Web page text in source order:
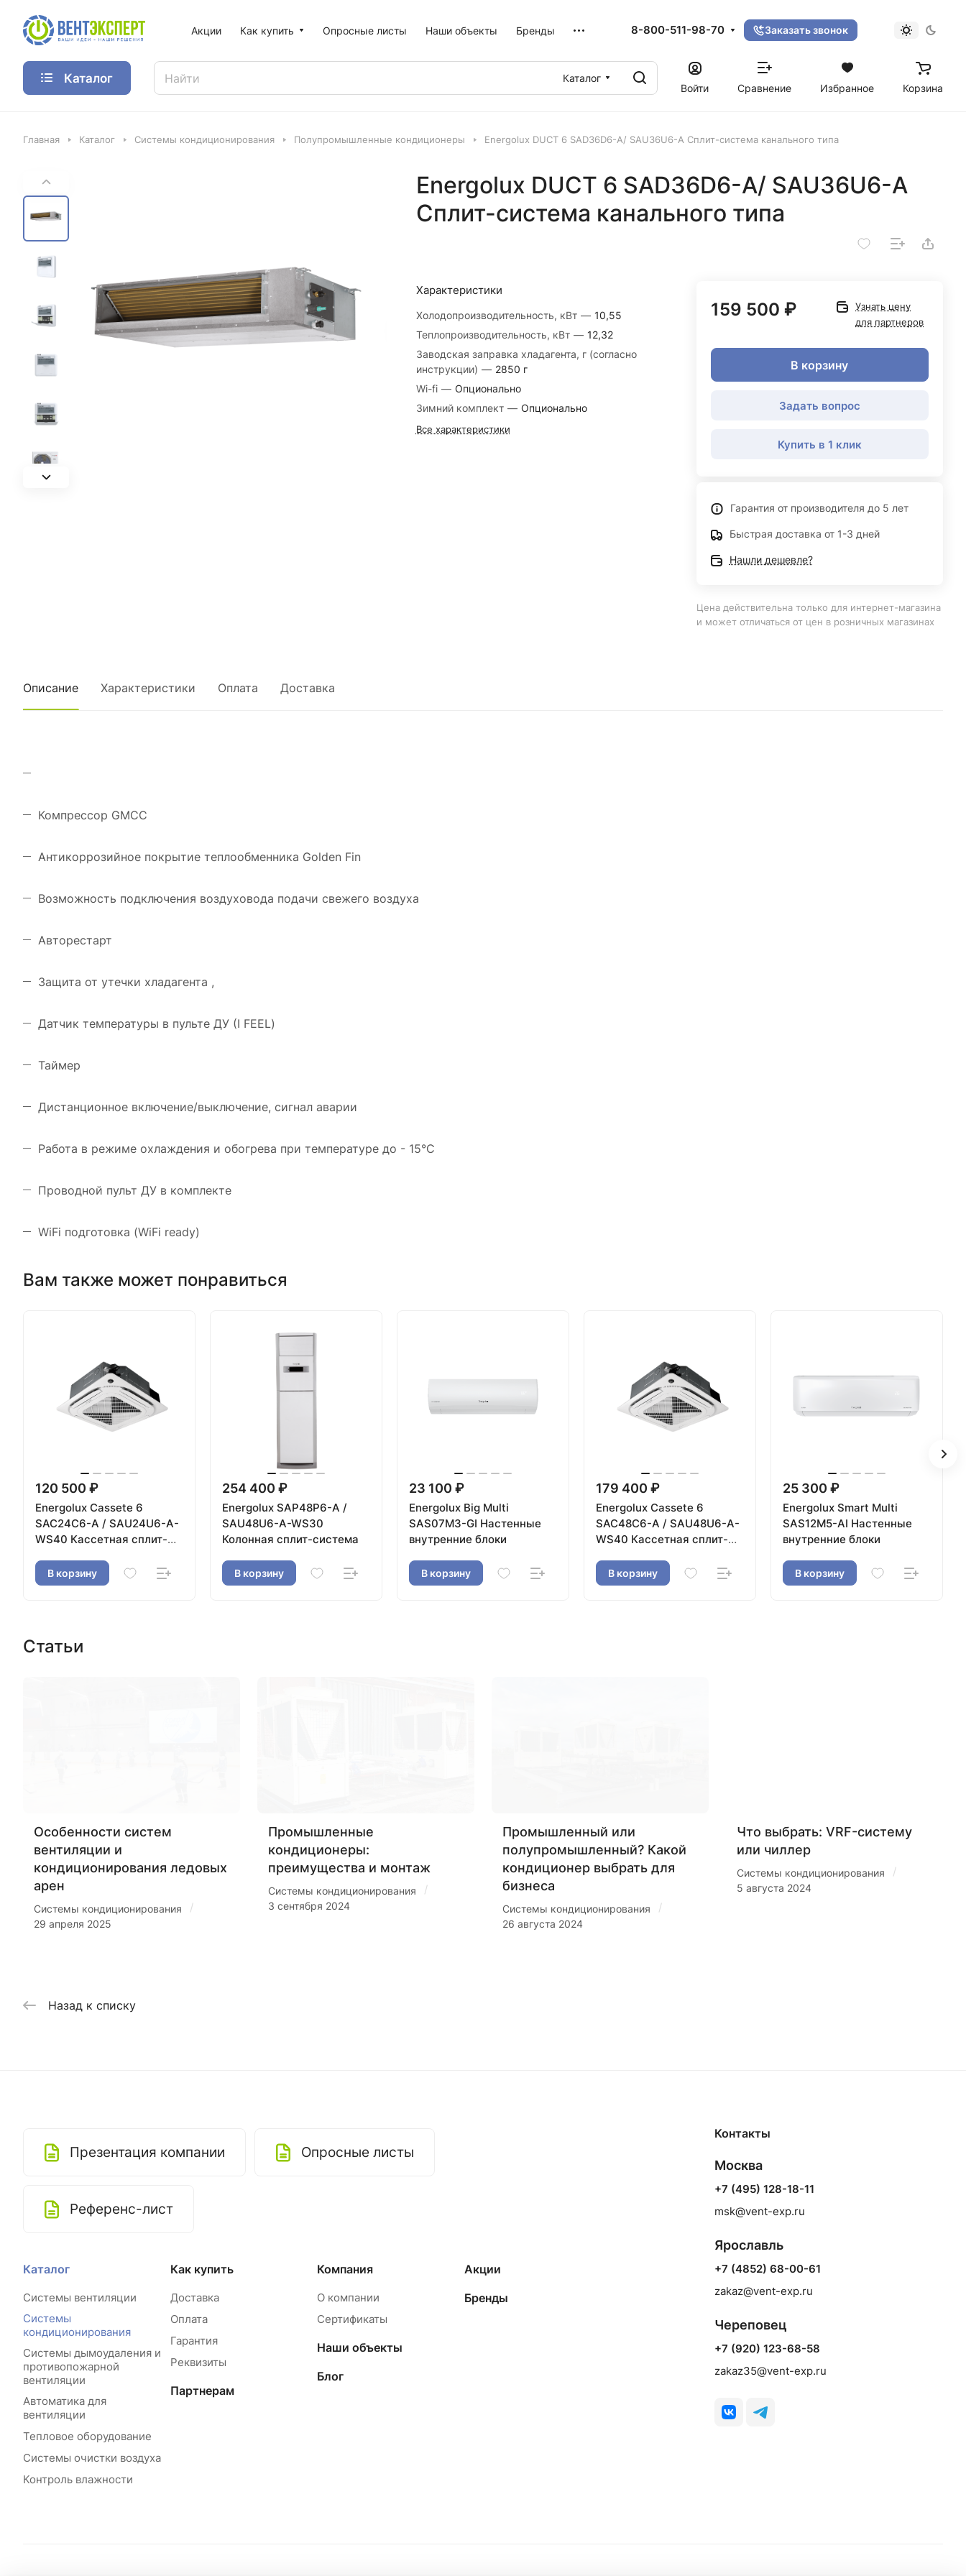
Акции Как купить Опросные листы Наши объекты Бренды 8-800-511-98-70 Заказать звонок
Каталог
Каталог
Войти
Сравнение Избранное Корзина
Главная Каталог Системы кондиционирования Полупромышленные кондиционеры Energolux DUCT 6 SAD36D6-A/ SAU36U6-A Сплит-система канального типа
Energolux DUCT 6 SAD36D6-A/ SAU36U6-A
Сплит-система канального типа
Характеристики
Холодопроизводительность, кВт — 10,55
Теплопроизводительность, кВт — 12,32
Заводская заправка хладагента, г (согласно
инструкции) — 2850 г
Wi-fi — Опционально
Зимний комплект — Опционально
Все характеристики
159 500 ₽
Узнать цену
для партнеров
В корзину
Задать вопрос
Купить в 1 клик
Гарантия от производителя до 5 лет
Быстрая доставка от 1-3 дней
Нашли дешевле?
Цена действительна только для интернет-магазина
и может отличаться от цен в розничных магазинах
Описание Характеристики Оплата Доставка
Компрессор GMCC
Антикоррозийное покрытие теплообменника Golden Fin
Возможность подключения воздуховода подачи свежего воздуха
Авторестарт
Защита от утечки хладагента ,
Датчик температуры в пульте ДУ (I FEEL)
Таймер
Дистанционное включение/выключение, сигнал аварии
Работа в режиме охлаждения и обогрева при температуре до - 15°C
Проводной пульт ДУ в комплекте
WiFi подготовка (WiFi ready)
Вам также может понравиться
120 500 ₽
Energolux Cassete 6
SAC24C6-A / SAU24U6-A-
WS40 Кассетная сплит-
В корзину
254 400 ₽
Energolux SAP48P6-A /
SAU48U6-A-WS30
Колонная сплит-система
В корзину
23 100 ₽
Energolux Big Multi
SAS07M3-GI Настенные
внутренние блоки
В корзину
179 400 ₽
Energolux Cassete 6
SAC48C6-A / SAU48U6-A-
WS40 Кассетная сплит-
В корзину
25 300 ₽
Energolux Smart Multi
SAS12M5-AI Настенные
внутренние блоки
В корзину
Статьи
Особенности систем
вентиляции и
кондиционирования ледовых
арен
Системы кондиционирования /
29 апреля 2025
Промышленные
кондиционеры:
преимущества и монтаж
Системы кондиционирования /
3 сентября 2024
Промышленный или
полупромышленный? Какой
кондиционер выбрать для
бизнеса
Системы кондиционирования /
26 августа 2024
Что выбрать: VRF-систему
или чиллер
Системы кондиционирования /
5 августа 2024
Назад к списку
Презентация компании Опросные листы
Референс-лист
Каталог
Системы вентиляции
Системы
кондиционирования
Системы дымоудаления и
противопожарной
вентиляции
Автоматика для
вентиляции
Тепловое оборудование
Системы очистки воздуха
Контроль влажности
Как купить
Доставка
Оплата
Гарантия
Реквизиты
Партнерам
Компания
О компании
Сертификаты
Наши объекты
Блог
Акции
Бренды
Контакты
Москва
+7 (495) 128-18-11
msk@vent-exp.ru
Ярославль
+7 (4852) 68-00-61
zakaz@vent-exp.ru
Череповец
+7 (920) 123-68-58
zakaz35@vent-exp.ru